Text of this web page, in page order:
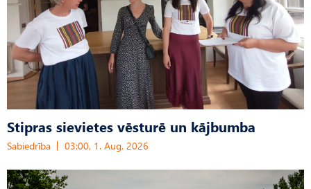
Stipras sievietes vēsturē un kājbumba
Sabiedrība 03:00, 1. Aug, 2026